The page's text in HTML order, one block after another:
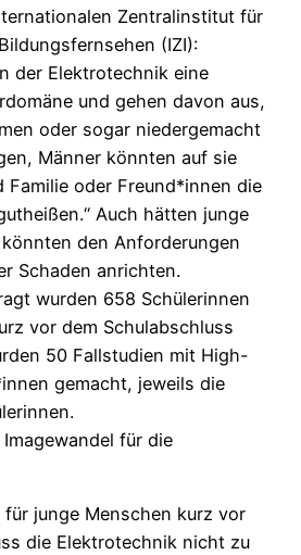
Zentralinstitut für
(IZI):
der Elektrotechnik eine
und gehen davon aus,
oder sogar niedergemacht
Männer könnten auf sie
Familie oder Freund*innen die
Auch hätten junge
den Anforderungen
Schaden anrichten.
wurden 658 Schülerinnen
vor dem Schulabschluss
50 Fallstudien mit High-
gemacht, jeweils die
für die
junge Menschen kurz vor
die Elektrotechnik nicht zu